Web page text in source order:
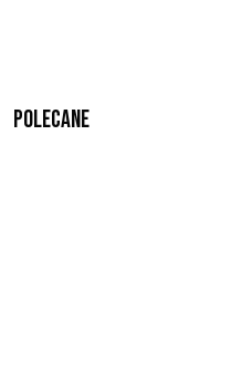
Polecane